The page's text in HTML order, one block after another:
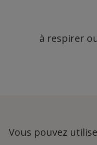
à respirer
Vous pouvez